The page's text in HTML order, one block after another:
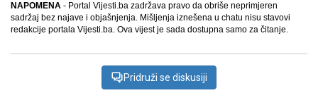
NAPOMENA - Portal Vijesti.ba zadržava pravo da obriše neprimjeren
sadržaj bez najave i objašnjenja. Mišljenja iznešena u chatu nisu stavovi
redakcije portala Vijesti.ba. Ova vijest je sada dostupna samo za čitanje.
Pridruži se diskusiji